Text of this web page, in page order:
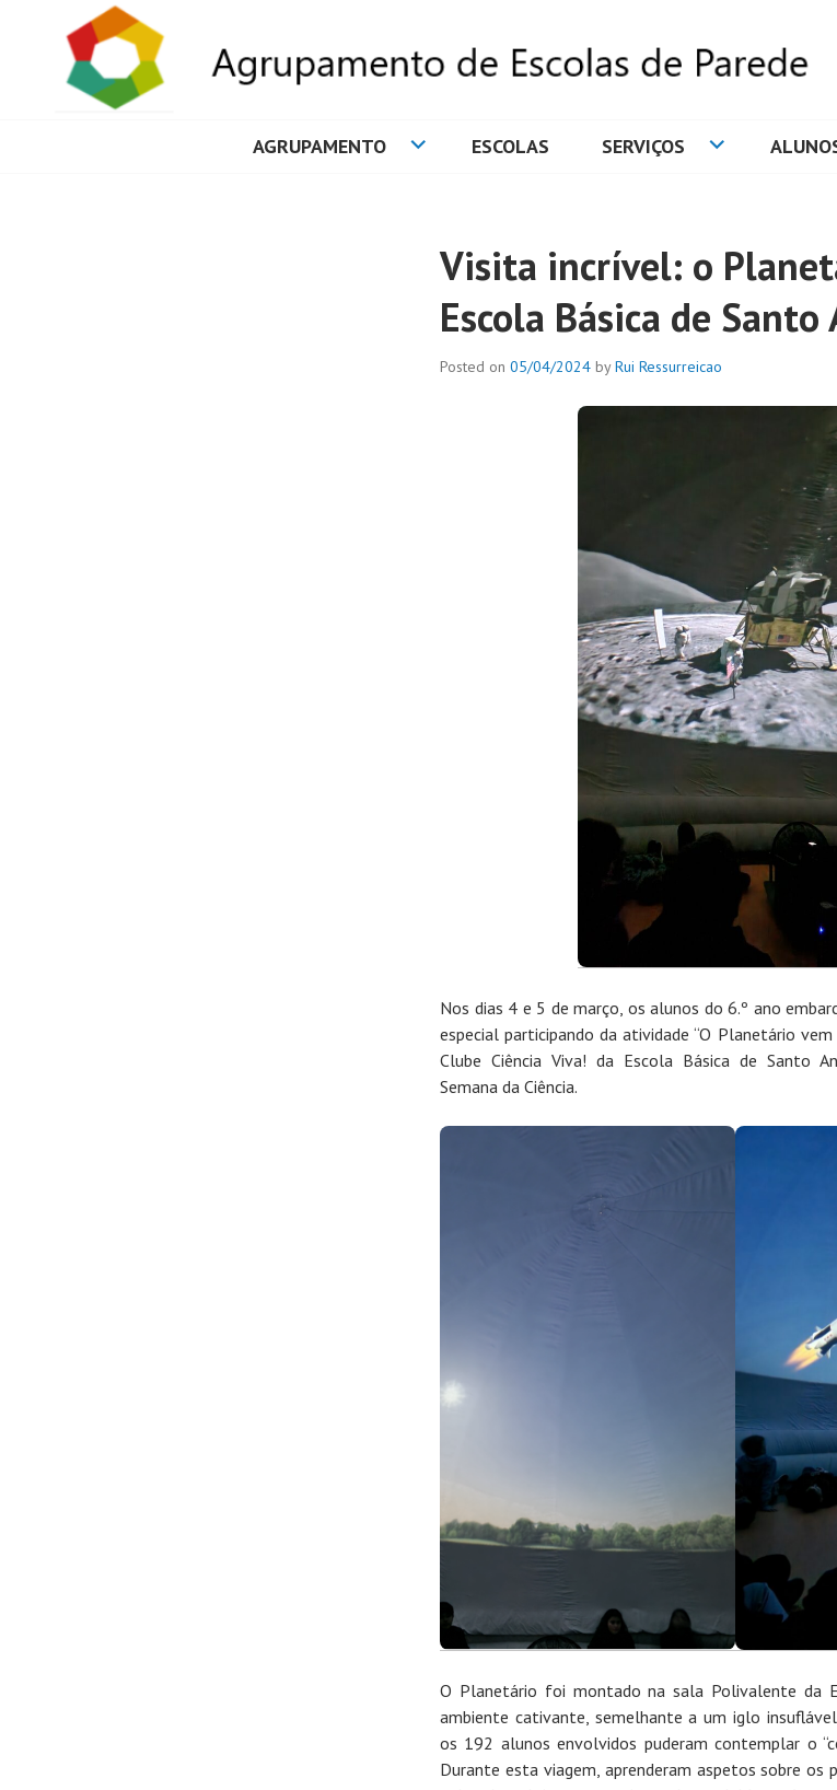
AGRUPAMENTO ESCOLAS SERVIÇOS
Visita incrível: o
Escola Básica de
Posted on 05/04/2024 byRui Ressurreicao
Nos dias 4 e 5 de março, os alunos do 6.º ano
especial participando da atividade “O Planetário
Clube Ciência Viva! da Escola Básica de Santo
Semana da Ciência.
O Planetário foi montado na sala Polivalente da
ambiente cativante, semelhante a um iglo
os 192 alunos envolvidos puderam contemplar o
Durante esta viagem, aprenderam aspetos sobre os